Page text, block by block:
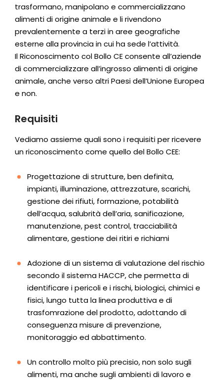
trasformano, manipolano e commercializzano
alimenti di origine animale e li rivendono
prevalentemente a terzi in aree geografiche
esterne alla provincia in cui ha sede l’attività.
Il Riconoscimento col Bollo CE consente all’aziende
di commercializzare all’ingrosso alimenti di origine
animale, anche verso altri Paesi dell’Unione Europea
e non.
Requisiti
Vediamo assieme quali sono i requisiti per ricevere
un riconoscimento come quello del Bollo CEE:
Progettazione di strutture, ben definita,
impianti, illuminazione, attrezzature, scarichi,
gestione dei rifiuti, formazione, potabilità
dell’acqua, salubrità dell’aria, sanificazione,
manutenzione, pest control, tracciabilità
alimentare, gestione dei ritiri e richiami
Adozione di un sistema di valutazione del rischio
secondo il sistema HACCP, che permetta di
identificare i pericoli e i rischi, biologici, chimici e
fisici, lungo tutta la linea produttiva e di
trasfomrazione del prodotto, adottando di
conseguenza misure di prevenzione,
monitoraggio ed abbattimento.
Un controllo molto più precisio, non solo sugli
alimenti, ma anche sugli ambienti di lavoro e